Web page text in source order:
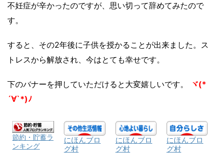
不妊症が辛かったのですが、思い切って辞めてみたので
す。
すると、その2年後に子供を授かることが出来ました。ス
トレスから解放され、今はとても幸せです。
下のバナーを押していただけると大変嬉しいです。
ヾ(*
´∀`*)ﾉ
節約・貯蓄ラ
ンキング
にほんブロ
グ村
にほんブロ
グ村
にほんブロ
グ村